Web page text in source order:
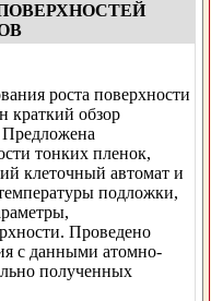
роста поверхности
краткий обзор
тонких пленок,
клеточный автомат и
подложки,
Проведено
с данными атомно-
полученных